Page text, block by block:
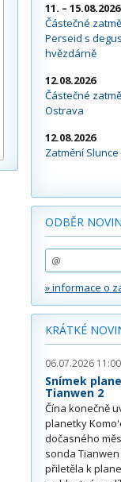
11. – 15.08.2026
Částečné
Perseid s
hvězdárně
12.08.2026
Částečné
Ostrava
12.08.2026
Zatmění
ODBĚR
» informace o
KRÁTKÉ
06.07.2026 11:00
Snímek
Tianwen 2
Čína konečně
planetky
dočasného
sonda
přiletěla k